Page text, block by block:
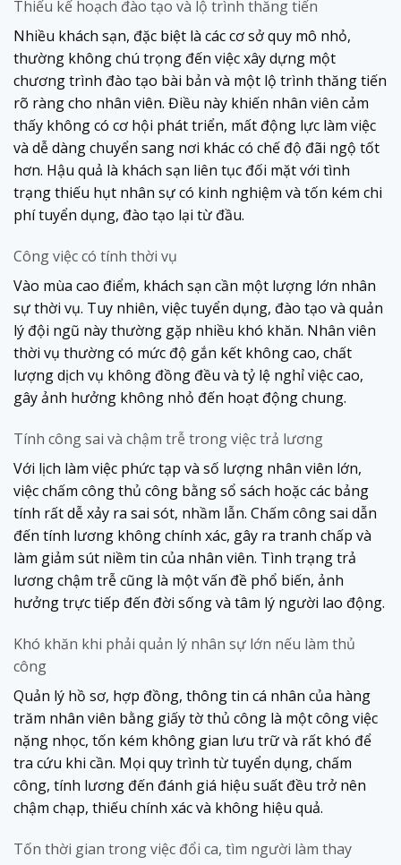
Thiếu kế hoạch đào tạo và lộ trình thăng tiến
Nhiều khách sạn, đặc biệt là các cơ sở quy mô nhỏ,
thường không chú trọng đến việc xây dựng một
chương trình đào tạo bài bản và một lộ trình thăng tiến
rõ ràng cho nhân viên. Điều này khiến nhân viên cảm
thấy không có cơ hội phát triển, mất động lực làm việc
và dễ dàng chuyển sang nơi khác có chế độ đãi ngộ tốt
hơn. Hậu quả là khách sạn liên tục đối mặt với tình
trạng thiếu hụt nhân sự có kinh nghiệm và tốn kém chi
phí tuyển dụng, đào tạo lại từ đầu.
Công việc có tính thời vụ
Vào mùa cao điểm, khách sạn cần một lượng lớn nhân
sự thời vụ. Tuy nhiên, việc tuyển dụng, đào tạo và quản
lý đội ngũ này thường gặp nhiều khó khăn. Nhân viên
thời vụ thường có mức độ gắn kết không cao, chất
lượng dịch vụ không đồng đều và tỷ lệ nghỉ việc cao,
gây ảnh hưởng không nhỏ đến hoạt động chung.
Tính công sai và chậm trễ trong việc trả lương
Với lịch làm việc phức tạp và số lượng nhân viên lớn,
việc chấm công thủ công bằng sổ sách hoặc các bảng
tính rất dễ xảy ra sai sót, nhầm lẫn. Chấm công sai dẫn
đến tính lương không chính xác, gây ra tranh chấp và
làm giảm sút niềm tin của nhân viên. Tình trạng trả
lương chậm trễ cũng là một vấn đề phổ biến, ảnh
hưởng trực tiếp đến đời sống và tâm lý người lao động.
Khó khăn khi phải quản lý nhân sự lớn nếu làm thủ
công
Quản lý hồ sơ, hợp đồng, thông tin cá nhân của hàng
trăm nhân viên bằng giấy tờ thủ công là một công việc
nặng nhọc, tốn kém không gian lưu trữ và rất khó để
tra cứu khi cần. Mọi quy trình từ tuyển dụng, chấm
công, tính lương đến đánh giá hiệu suất đều trở nên
chậm chạp, thiếu chính xác và không hiệu quả.
Tốn thời gian trong việc đổi ca, tìm người làm thay